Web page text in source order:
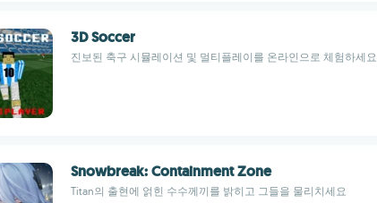
3D Soccer
진보된 축구 시뮬레이션 및 멀티플레이를 온라인으로 체험하세요
Snowbreak: Containment Zone
Titan의 출현에 얽힌 수수께끼를 밝히고 그들을 물리치세요